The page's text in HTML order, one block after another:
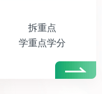
拆重点
学重点学分